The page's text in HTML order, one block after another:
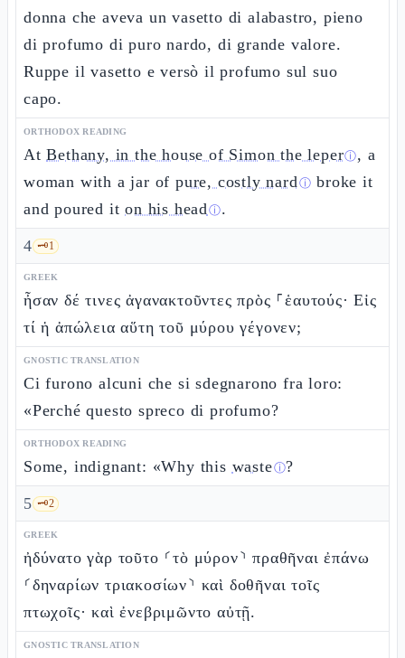
donna che aveva un vasetto di alabastro, pieno
di profumo di puro nardo, di grande valore.
Ruppe il vasetto e versò il profumo sul suo
capo.
ORTHODOX READING
AtBethany, in the house of Simon the leperⓘ, a
woman with a jar ofpure, costly nardⓘ broke it
and poured iton his headⓘ.
4 🗝️1
GREEK
ἦσαν δέ τινες ἀγανακτοῦντες πρὸς ⸀ἑαυτούς· Εἰς
τί ἡ ἀπώλεια αὕτη τοῦ μύρου γέγονεν;
GNOSTIC TRANSLATION
Ci furono alcuni che si sdegnarono fra loro:
«Perché questo spreco di profumo?
ORTHODOX READING
Some, indignant: «Why this wasteⓘ?
5 🗝️2
GREEK
ἠδύνατο γὰρ τοῦτο ⸂τὸ μύρον⸃ πραθῆναι ἐπάνω
⸂δηναρίων τριακοσίων⸃ καὶ δοθῆναι τοῖς
πτωχοῖς· καὶ ἐνεβριμῶντο αὐτῇ.
GNOSTIC TRANSLATION